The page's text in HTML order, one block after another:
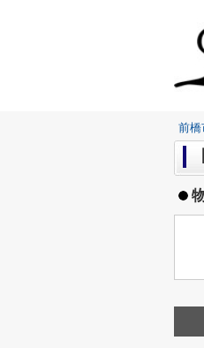
前橋